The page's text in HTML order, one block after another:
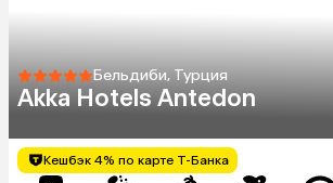
Бельдиби, Турция
Akka Hotels Antedon
Кешбэк 4% по карте Т-Банка